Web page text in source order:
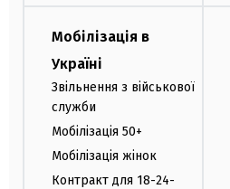
Мобілізація в
Україні
Звільнення з військової
служби
Мобілізація 50+
Мобілізація жінок
Контракт для 18-24-